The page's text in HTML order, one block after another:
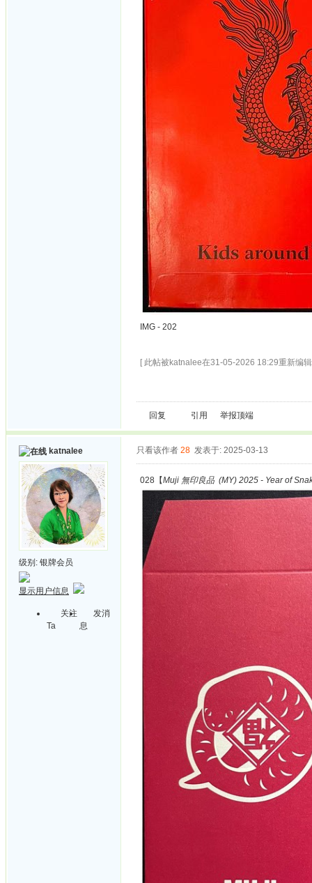
IMG - 202
[ 此帖被katnalee在31-05-2026 18:29重新编
回复 引用 举报顶端
katnalee
级别: 银牌会员
显示用户信息
关注
Ta
发消
息
只看该作者 28 发表于: 2025-03-13
028【Muji 無印良品 (MY) 2025 - Year of